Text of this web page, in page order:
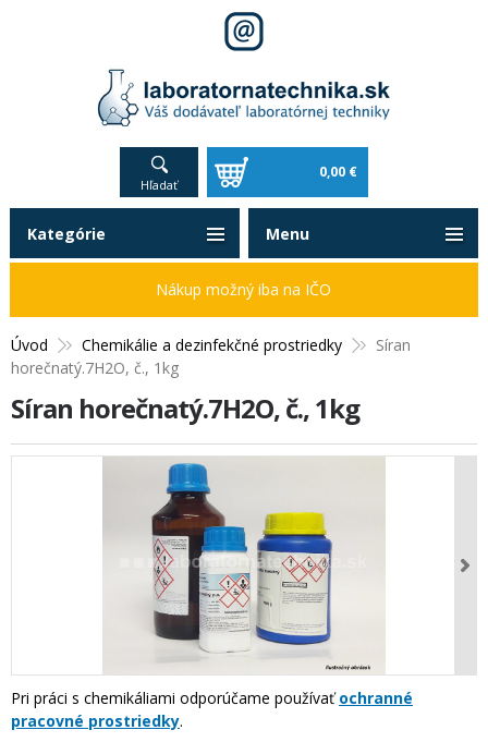
Hľadať
0,00 €
Úvod Chemikálie a dezinfekčné prostriedky
Síran
horečnatý.7H2O, č., 1kg
Síran horečnatý.7H2O, č., 1kg
Pri práci s chemikáliami odporúčame používaťochranné
pracovné prostriedky.
Kategórie
Nákup možný iba na IČO
Menu